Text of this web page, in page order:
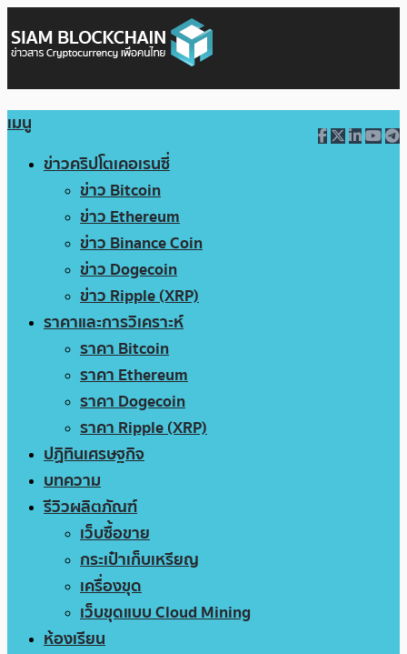
เมนู
ข่าวคริปโตเคอเรนซี่
ข่าว Bitcoin
ข่าว Ethereum
ข่าว Binance Coin
ข่าว Dogecoin
ข่าว Ripple (XRP)
ราคาและการวิเคราะห์
ราคา Bitcoin
ราคา Ethereum
ราคา Dogecoin
ราคา Ripple (XRP)
ปฏิทินเศรษฐกิจ
บทความ
รีวิวผลิตภัณฑ์
เว็บซื้อขาย
กระเป๋าเก็บเหรียญ
เครื่องขุด
เว็บขุดแบบ Cloud Mining
ห้องเรียน